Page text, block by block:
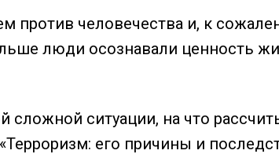
против человечества и, к
люди осознавали ценность
сложной ситуации, на что
его причины и